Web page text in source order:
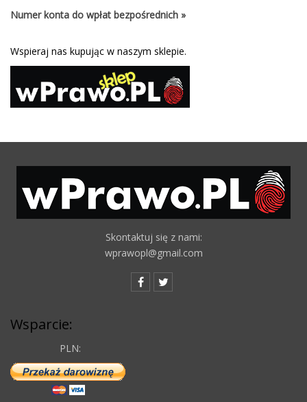
Numer konta do wpłat bezpośrednich »
Wspieraj nas kupując w naszym sklepie.
Skontaktuj się z nami:
wprawopl@gmail.com
Wsparcie:
PLN: